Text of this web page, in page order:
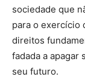
sociedade que
para o exercício
direitos
fadada a apagar
seu futuro.